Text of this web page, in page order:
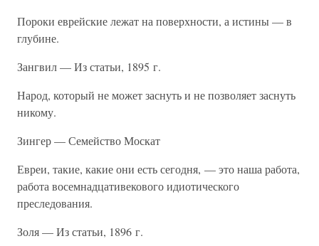
Пороки еврейские лежат на поверхности, а истины — в
глубине.
Зангвил — Из статьи, 1895 г.
Народ, который не может заснуть и не позволяет заснуть
никому.
Зингер — Семейство Москат
Евреи, такие, какие они есть сегодня, — это наша работа,
работа восемнадцативекового идиотического
преследования.
Золя — Из статьи, 1896 г.